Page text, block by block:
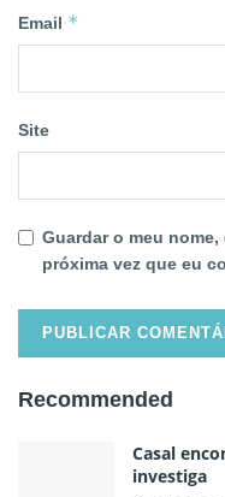
Email *
Site
Guardar o meu
próxima vez que eu
Recommended
Casal
investiga